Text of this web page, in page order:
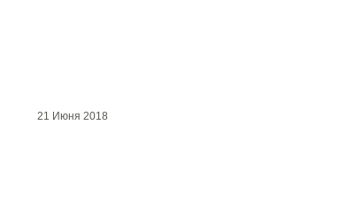
21 Июня 2018